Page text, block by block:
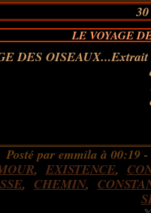
LE VOYAGE
Posté par emmila à 00:19 -
, EXISTENCE,
, CHEMIN,